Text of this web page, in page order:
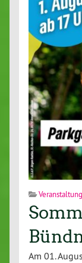
Am 01.